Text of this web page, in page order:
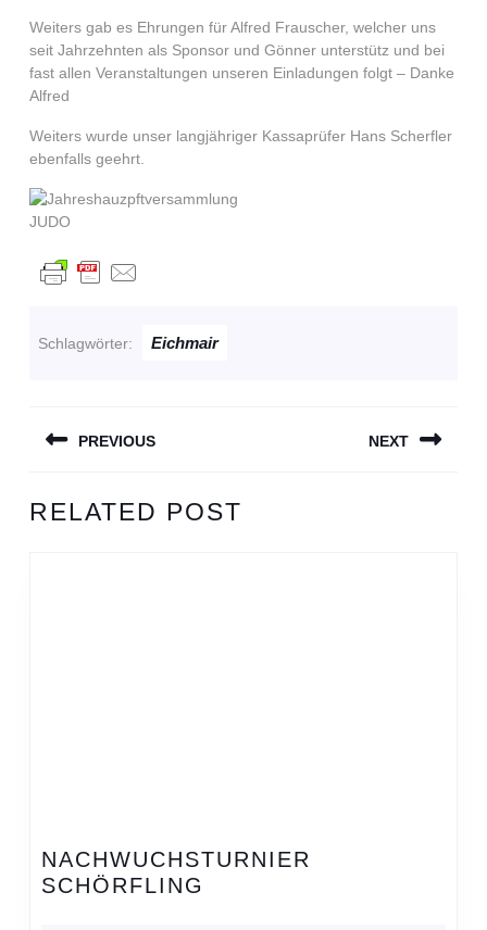
Weiters gab es Ehrungen für Alfred Frauscher, welcher uns
seit Jahrzehnten als Sponsor und Gönner unterstütz und bei
fast allen Veranstaltungen unseren Einladungen folgt – Danke
Alfred
Weiters wurde unser langjähriger Kassaprüfer Hans Scherfler
ebenfalls geehrt.
Schlagwörter: Eichmair
PREVIOUS
post:
NEXT
RELATED POST
NACHWUCHSTURNIER
SCHÖRFLING